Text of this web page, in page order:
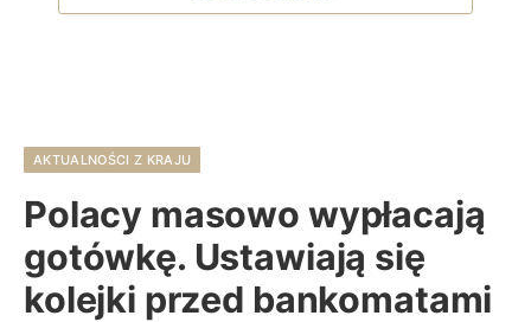
AKTUALNOŚCI Z KRAJU
Polacy masowo wypłacają
gotówkę. Ustawiają się
kolejki przed bankomatami